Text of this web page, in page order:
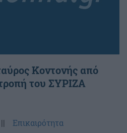
Κοντονής από
του ΣΥΡΙΖΑ
|| Επικαιρότητα